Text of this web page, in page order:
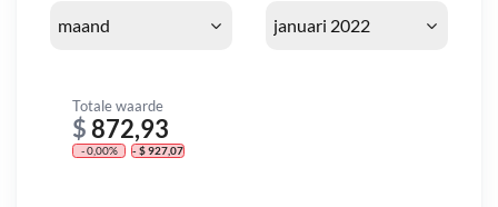
Totale waarde
$ 872,93
- 0,00% - $ 927,07